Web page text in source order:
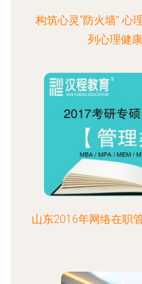
构筑心灵“防火墙” 心
列心理健
山东2016年网络在职